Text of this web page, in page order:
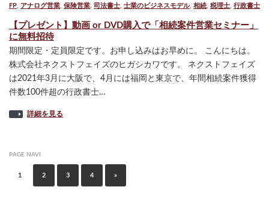
FP
アナログ営業 保険営業 司法書士 士業のビジネスモデル, 相続 税理士 行政書士
【プレゼント】動画 or DVD購入で「相続案件営業セミナー」
に無料招待
期間限定・定員限定です。お申し込みはお早めに。 こんにちは。
株式会社ネクストフェイズのヒガシカワです。 ネクストフェイズ
は2021年3月に大阪で、4月には福岡と東京で、年間相続案件獲得
件数100件超の行政書士…
詳細を見る
PAGE NAVI
1 2 3 4 »